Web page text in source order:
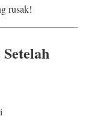
rusak!